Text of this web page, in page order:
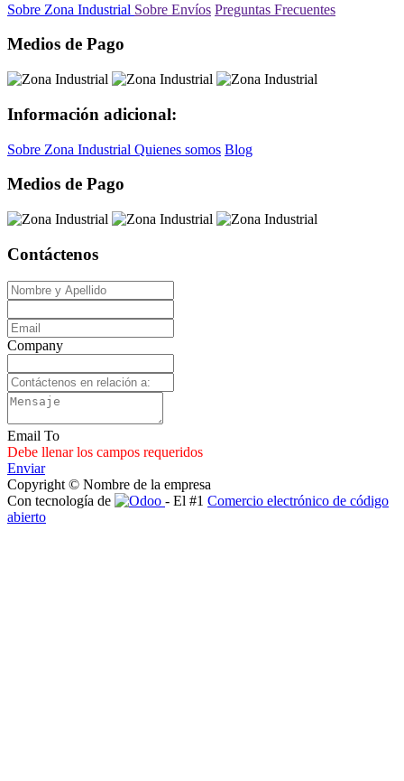
Sobre Zona Industrial Sobre Envíos Preguntas Frecuentes
Medios de Pago
Información adicional:
Sobre Zona Industrial Quienes somos Blog
Medios de Pago
Contáctenos
Company
Email To
Debe llenar los campos requeridos
Enviar
Copyright © Nombre de la empresa
Con tecnología de
- El #1 Comercio electrónico de código
abierto